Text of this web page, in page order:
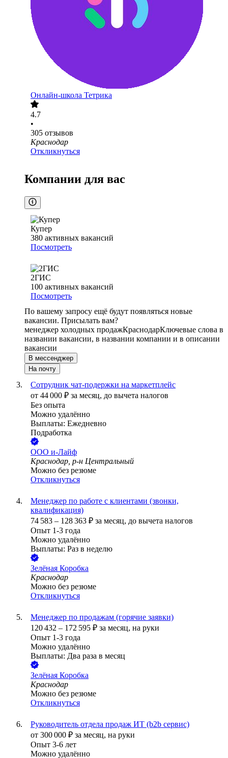
Онлайн-школа Тетрика
4.7
•
305 отзывов
Краснодар
Откликнуться
Компании для вас
Купер
380 активных вакансий
Посмотреть
2ГИС
100 активных вакансий
Посмотреть
По вашему запросу ещё будут появляться новые
вакансии. Присылать вам?
менеджер холодных продажКраснодарКлючевые слова в
названии вакансии, в названии компании и в описании
вакансии
В мессенджер
На почту
Сотрудник чат-подержки на маркетплейс
от 44 000 ₽ за месяц, до вычета налогов
Без опыта
Можно удалённо
Выплаты: Ежедневно
Подработка
ООО и-Лайф
Краснодар, р-н Центральный
Можно без резюме
Откликнуться
Менеджер по работе с клиентами (звонки,
квалификация)
74 583 – 128 363 ₽ за месяц, до вычета налогов
Опыт 1-3 года
Можно удалённо
Выплаты: Раз в неделю
Зелёная Коробка
Краснодар
Можно без резюме
Откликнуться
Менеджер по продажам (горячие заявки)
120 432 – 172 595 ₽ за месяц, на руки
Опыт 1-3 года
Можно удалённо
Выплаты: Два раза в месяц
Зелёная Коробка
Краснодар
Можно без резюме
Откликнуться
Руководитель отдела продаж ИТ (b2b сервис)
от 300 000 ₽ за месяц, на руки
Опыт 3-6 лет
Можно удалённо